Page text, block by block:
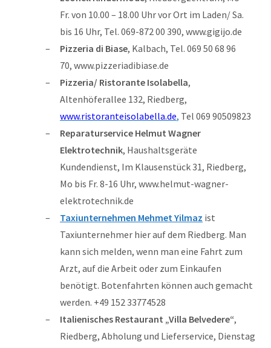
Fr. von 10.00 – 18.00 Uhr vor Ort im Laden/ Sa.
bis 16 Uhr, Tel. 069-872 00 390, www.gigijo.de
Pizzeria di Biase, Kalbach, Tel. 069 50 68 96
70, www.pizzeriadibiase.de
Pizzeria/ Ristorante Isolabella,
Altenhöferallee 132, Riedberg,
www.ristoranteisolabella.de, Tel 069 90509823
Reparaturservice Helmut Wagner
Elektrotechnik, Haushaltsgeräte
Kundendienst, Im Klausenstück 31, Riedberg,
Mo bis Fr. 8-16 Uhr, www.helmut-wagner-
elektrotechnik.de
Taxiunternehmen Mehmet Yilmaz ist
Taxiunternehmer hier auf dem Riedberg. Man
kann sich melden, wenn man eine Fahrt zum
Arzt, auf die Arbeit oder zum Einkaufen
benötigt. Botenfahrten können auch gemacht
werden. +49 152 33774528
Italienisches Restaurant „Villa Belvedere“,
Riedberg, Abholung und Lieferservice, Dienstag